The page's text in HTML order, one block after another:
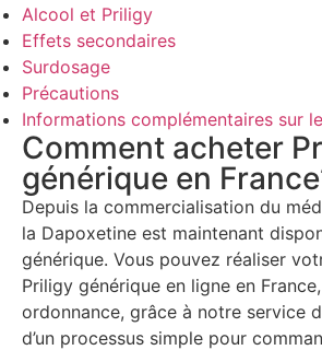
Alcool et Priligy
Effets secondaires
Surdosage
Précautions
Informations complémentaires sur
Comment acheter
générique en
Depuis la commercialisation du
la Dapoxetine est maintenant
générique. Vous pouvez réaliser
Priligy générique en ligne en
ordonnance, grâce à notre service
d’un processus simple pour